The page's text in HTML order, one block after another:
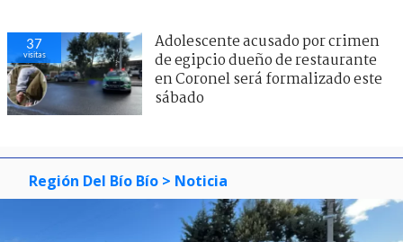
37
visitas
Adolescente acusado por crimen
de egipcio dueño de restaurante
en Coronel será formalizado este
sábado
Región Del Bío Bío > Noticia